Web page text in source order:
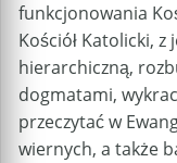
funkcjonowania
Kościół Katolicki,
hierarchiczną,
dogmatami,
przeczytać w
wiernych, a także